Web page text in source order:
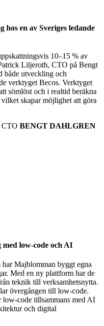
en av Sveriges ledande
10–15 % av
Liljeroth, CTO på Bengt
både utveckling och
verktyget Becos. Verktyget
sömlöst och i realtid beräkna
skapar möjlighet att göra
BENGT DAHLGREN
low-code och AI
Majblomman byggt egna
Med en ny plattform har de
teknik till verksamhetsnytta.
övergången till low-code.
code tillsammans med AI
och digital